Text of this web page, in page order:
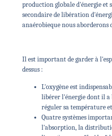
production globale d'énergie et
secondaire de libération
anaérobieque nous
Il est important de garder à
dessus :
L'oxygène est
libérer l'énergie dont il a
réguler sa température et
Quatre systèmes
l'absorption, la